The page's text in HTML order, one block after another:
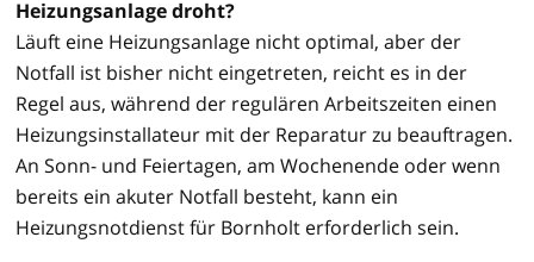
Heizungsanlage droht?
Läuft eine Heizungsanlage nicht optimal, aber der
Notfall ist bisher nicht eingetreten, reicht es in der
Regel aus, während der regulären Arbeitszeiten einen
Heizungsinstallateur mit der Reparatur zu beauftragen.
An Sonn- und Feiertagen, am Wochenende oder wenn
bereits ein akuter Notfall besteht, kann ein
Heizungsnotdienst für Bornholt erforderlich sein.